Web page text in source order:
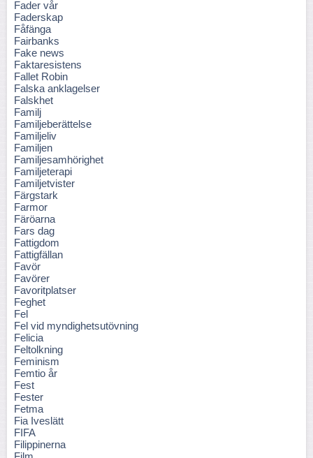
Fader vår
Faderskap
Fåfänga
Fairbanks
Fake news
Faktaresistens
Fallet Robin
Falska anklagelser
Falskhet
Familj
Familjeberättelse
Familjeliv
Familjen
Familjesamhörighet
Familjeterapi
Familjetvister
Färgstark
Farmor
Färöarna
Fars dag
Fattigdom
Fattigfällan
Favör
Favörer
Favoritplatser
Feghet
Fel
Fel vid myndighetsutövning
Felicia
Feltolkning
Feminism
Femtio år
Fest
Fester
Fetma
Fia Iveslätt
FIFA
Filippinerna